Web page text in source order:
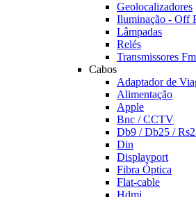
Geolocalizadores
Iluminação - Off
Lâmpadas
Relés
Transmissores Fm
Cabos
Adaptador de
Alimentação
Apple
Bnc / CCTV
Db9 / Db25 /
Din
Displayport
Fibra Óptica
Flat-cable
Hdmi